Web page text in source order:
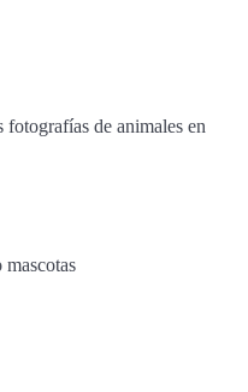
fotografías de animales en
mascotas